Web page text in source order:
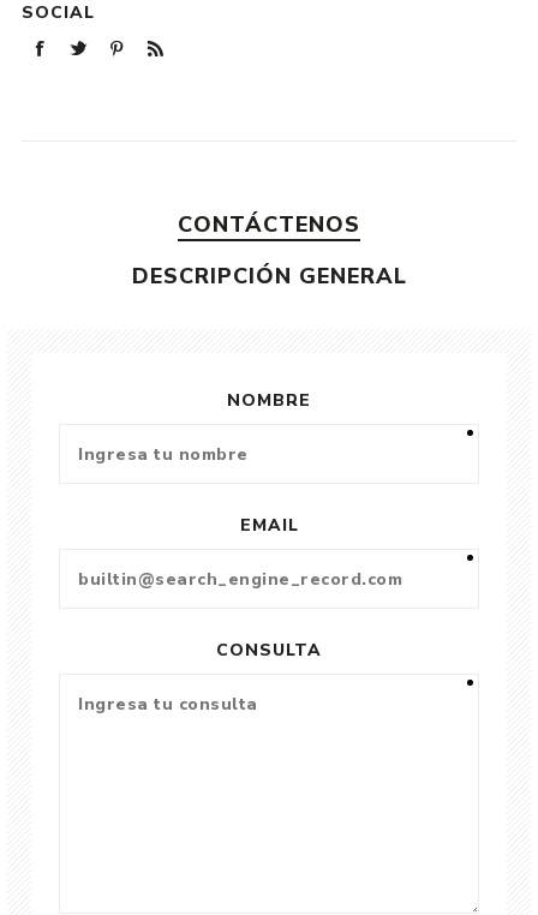
SOCIAL
CONTÁCTENOS
DESCRIPCIÓN GENERAL
NOMBRE
EMAIL
CONSULTA